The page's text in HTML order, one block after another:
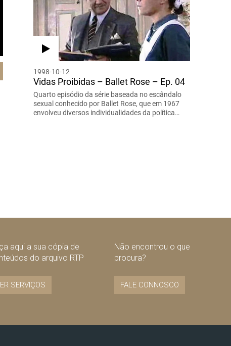
1998-10-12
Vidas Proibidas – Ballet Rose – Ep. 04
Quarto episódio da série baseada no escândalo
sexual conhecido por Ballet Rose, que em 1967
envolveu diversos individualidades da política…
aqui a sua cópia de
do arquivo RTP
SERVIÇOS
Não encontrou o que
procura?
FALE CONNOSCO